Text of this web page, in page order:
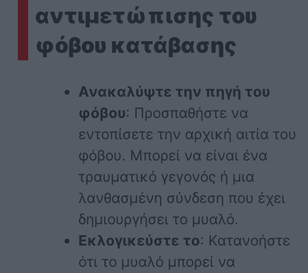
αντιμετώπισης του
φόβου κατάβασης
Ανακαλύψτε την πηγή του
φόβου: Προσπαθήστε να
εντοπίσετε την αρχική αιτία του
φόβου. Μπορεί να είναι ένα
τραυματικό γεγονός ή μια
λανθασμένη σύνδεση που έχει
δημιουργήσει το μυαλό.
Εκλογικεύστε το: Κατανοήστε
ότι το μυαλό μπορεί να